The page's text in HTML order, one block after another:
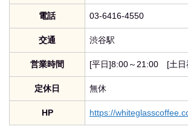
電話 03-6416-4550
交通 渋谷駅
営業時間 [平日]8:00～21:00 [土日
定休日 無休
HP https://